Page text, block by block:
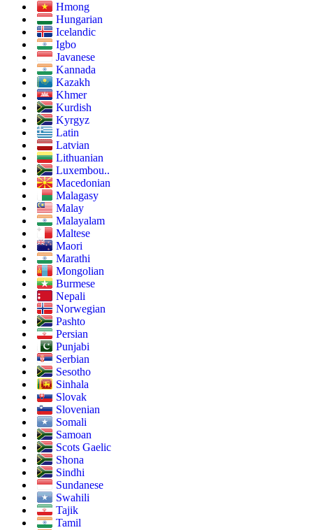
Hmong
Hungarian
Icelandic
Igbo
Javanese
Kannada
Kazakh
Khmer
Kurdish
Kyrgyz
Latin
Latvian
Lithuanian
Luxembou..
Macedonian
Malagasy
Malay
Malayalam
Maltese
Maori
Marathi
Mongolian
Burmese
Nepali
Norwegian
Pashto
Persian
Punjabi
Serbian
Sesotho
Sinhala
Slovak
Slovenian
Somali
Samoan
Scots Gaelic
Shona
Sindhi
Sundanese
Swahili
Tajik
Tamil